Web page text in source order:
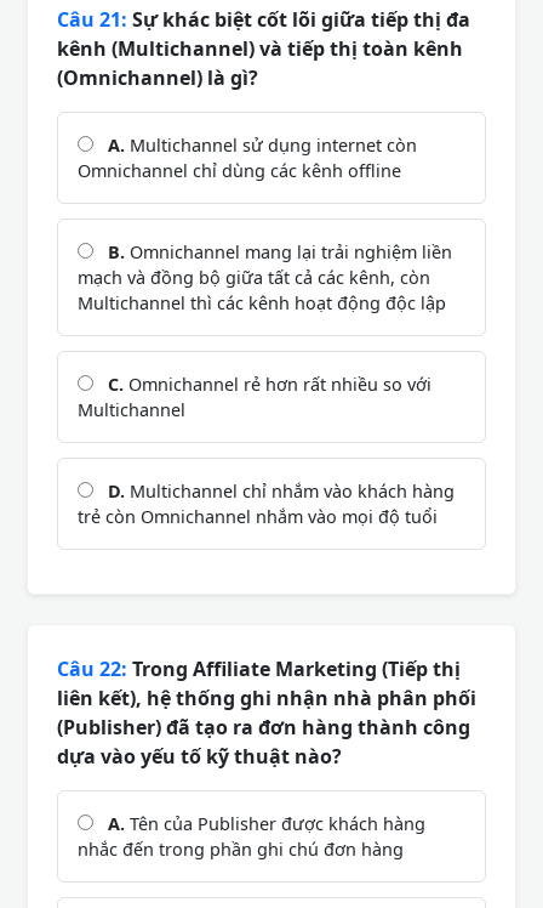
Câu 21: Sự khác biệt cốt lõi giữa tiếp thị đa
kênh (Multichannel) và tiếp thị toàn kênh
(Omnichannel) là gì?
A. Multichannel sử dụng internet còn
Omnichannel chỉ dùng các kênh offline
B. Omnichannel mang lại trải nghiệm liền
mạch và đồng bộ giữa tất cả các kênh, còn
Multichannel thì các kênh hoạt động độc lập
C. Omnichannel rẻ hơn rất nhiều so với
Multichannel
D. Multichannel chỉ nhắm vào khách hàng
trẻ còn Omnichannel nhắm vào mọi độ tuổi
Câu 22: Trong Affiliate Marketing (Tiếp thị
liên kết), hệ thống ghi nhận nhà phân phối
(Publisher) đã tạo ra đơn hàng thành công
dựa vào yếu tố kỹ thuật nào?
A. Tên của Publisher được khách hàng
nhắc đến trong phần ghi chú đơn hàng